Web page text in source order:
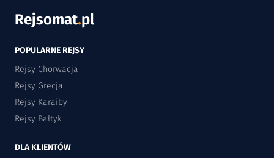
Rejsomat.pl
POPULARNE REJSY
Rejsy Chorwacja
Rejsy Grecja
Rejsy Karaiby
Rejsy Bałtyk
DLA KLIENTÓW